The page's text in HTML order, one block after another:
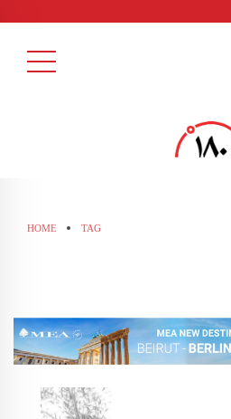
HOME TAG